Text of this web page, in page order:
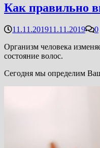
Как правильно
11.11.201911.11.2019
0
Организм человека
состояние волос.
Сегодня мы определим